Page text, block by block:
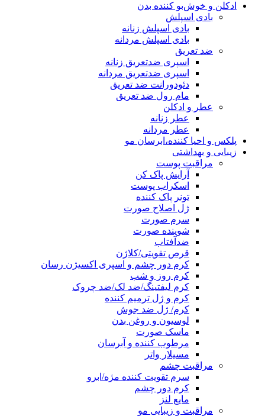
ادکلن و خوش‌بو کننده بدن
بادی اسپلش
بادی اسپلش زنانه
بادی اسپلش مردانه
ضد تعریق
اسپری ضدتعریق زنانه
اسپری ضدتعریق مردانه
دئودورانت ضد تعریق
مام رول ضد تعریق
عطر و ادکلن
عطر زنانه
عطر مردانه
پلکس و احیا کننده،ابرسان مو
زیبایی و بهداشتی
مراقبت پوست
آرایش پاک کن
اسکراب پوست
تونر پاک کننده
ژل اصلاح صورت
سرم صورت
شوینده صورت
ضدآفتاب
قرص تقویتی/کلاژن
کرم دور چشم و اسپری اکسیژن رسان
کرم روز و شب
کرم لیفتینگ/ضد لک/ضد چروک
کرم و ژل ترمیم کننده
کرم/ ژل ضد جوش
لوسیون و روغن بدن
ماسک صورت
مرطوب کننده و آبرسان
مسیلار واتر
مراقبت چشم
سرم تقویت کننده مژه/ابرو
کرم دور چشم
مایع لنز
مراقبت و زیبایی مو